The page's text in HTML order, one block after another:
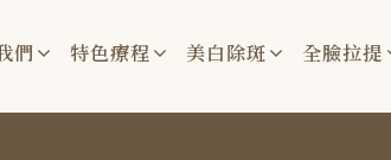
們 特色療程 美白除斑 全臉拉提